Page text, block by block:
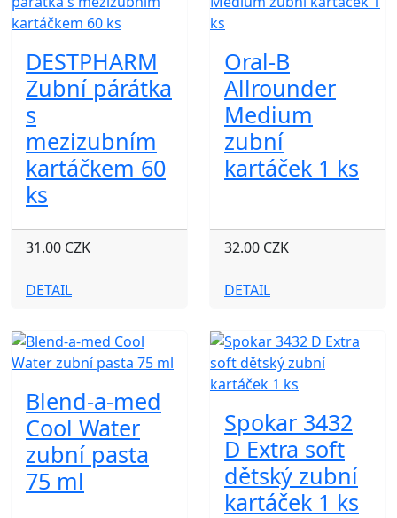
DESTPHARM
Zubní párátka
s
mezizubním
kartáčkem 60
ks
31.00 CZK
DETAIL
Oral-B
Allrounder
Medium
zubní
kartáček 1 ks
32.00 CZK
DETAIL
Blend-a-med
Cool Water
zubní pasta
75 ml
Spokar 3432
D Extra soft
dětský zubní
kartáček 1 ks